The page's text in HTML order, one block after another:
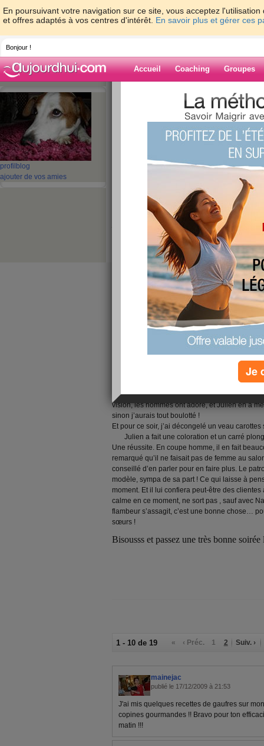
En poursuivant votre navigation sur ce site, vous acceptez
et offres adaptés à vos centres d'intérêt. En savoir plus et gérer ces
Bonjour !
Accueil Coaching Groupes
profil blog
ajouter de vos amies
> croquetteclebart >
Blog de
Enfin à jour !
J'ai fini le repassage, une bonne chose. Je
je l'ai descendue tout schuss hihi, enfin les
n’est pas aux pièces.
Un peu de couture ensuite(des pinces sur
ajustées, c'est dans mes cordes de
devais m’y atteler hihi ! Et le top, c’est que
faufilage, il n’a même pas remarqué les
fluo hihi) à l’arrière ! En fait, ça m’a surprise
porté tel quel, vous jure, ça se voyait à peine
que je n’avais pas laissé les épingles à tête !
vif tout de suite. Pour sa défense, toutes ses
donc il s’est rabattu sur celle là, pôôôv Julien
En parlant de pinces, ça pince chez nous.
(mauvaise expression vu ce qu'elle bouffe en
régime hihi), comme vous savez à cause des
tits plats des copines…. quoique, aujourd’hui,
c’est bien, hein ? Et une petite gaufre restante,
vision, les hommes ont adoré, et Julien en a
sinon j’aurais tout boulotté !
Et pour ce soir, j’ai décongelé un veau
Julien a fait une coloration et un carré
Une réussite. En coupe homme, il en fait
remarqué qu’il ne faisait pas de femme au
conseillé d’en parler pour en faire plus. Le
modèle, sympa de sa part ! Ce qui laisse à
moment. Et il lui confiera peut-être des clientes
calme en ce moment, ne sort pas , sauf avec
flambeur s’assagit, c’est une bonne chose…
sœurs !
Bisousss et passez une très bonne
1 - 10 de 19 « ‹ Préc. 1 2 Suiv. ›
mainejac
publié le 17/12/2009 à 21:53
J'ai mis quelques recettes de gaufres sur
copines gourmandes !! Bravo pour ton
matin !!!
Je